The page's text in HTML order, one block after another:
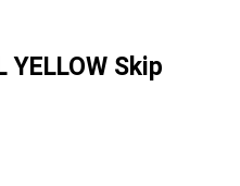
YELLOW Skip